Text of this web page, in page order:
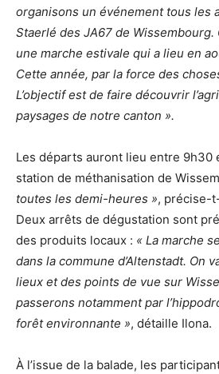
organisons un événement tous les
Staerlé des JA67 de Wissembourg.
une marche estivale qui a lieu en
Cette année, par la force des
L’objectif est de faire découvrir
paysages de notre canton ».
Les départs auront lieu entre 9h30
station de méthanisation de
toutes les demi-heures », précise-
Deux arrêts de dégustation sont
des produits locaux : « La marche
dans la commune d’Altenstadt. On
lieux et des points de vue sur
passerons notamment par
forêt environnante », détaille Ilona.
À l’issue de la balade, les